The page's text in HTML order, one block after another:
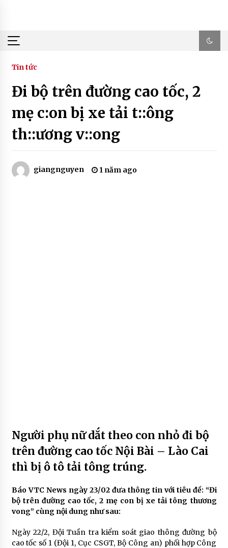
Tin tức
Đi bộ trên đường cao tốc, 2
mẹ c:on bị xe tải t::ông
th::ương v::ong
giangnguyen 1 năm ago
Người phụ nữ dắt theo con nhỏ đi bộ
trên đường cao tốc Nội Bài – Lào Cai
thì bị ô tô tải tông trúng.
Báo VTC News ngày 23/02 đưa thông tin với tiêu đề: “Đi
bộ trên đường cao tốc, 2 mẹ con bị xe tải tông thương
vong” cùng nội dung như sau:
Ngày 22/2, Đội Tuần tra kiểm soát giao thông đường bộ
cao tốc số 1 (Đội 1, Cục CSGT, Bộ Công an) phối hợp Công